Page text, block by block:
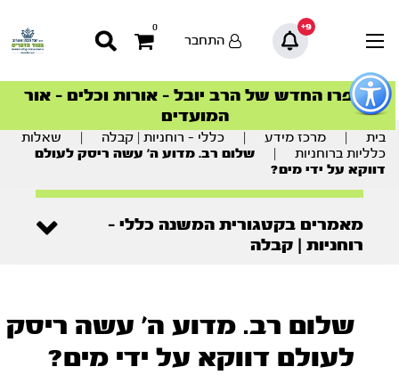
כפתור
לפתיחת
תפריט
9+
0
התחבר
סדרות הפודקאסטים
הסדרה המובילה החודש – דרך המלך
ספרו החדש של הרב יובל – אורות וכלים – אור
המועדים
הצטרפו למהפכת הבריאות הטבעית >
סדרות הפודקאסטים
הסדרה המובילה החודש – דרך המלך
בית מרכז מידע כללי - רוחניות | קבלה
שאלות
כלליות ברוחניות
שלום רב. מדוע ה’ עשה ריסק לעולם
דווקא על ידי מים?
מאמרים בקטגורית המשנה כללי -
רוחניות | קבלה
שלום רב. מדוע ה' עשה ריסק
לעולם דווקא על ידי מים?